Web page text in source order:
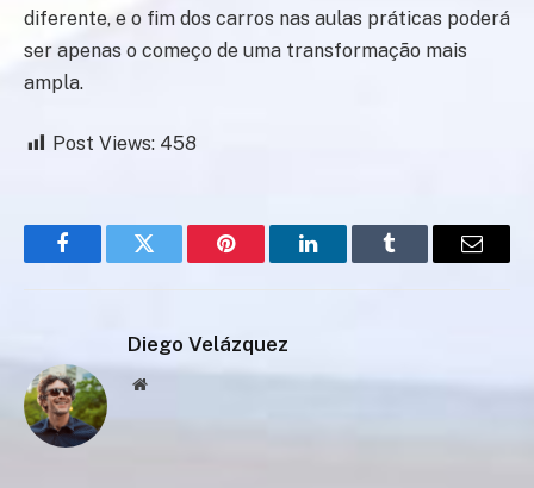
diferente, e o fim dos carros nas aulas práticas poderá
ser apenas o começo de uma transformação mais
ampla.
Post Views: 458
FacebookTwitter Pinterest LinkedInTumblr Email
Diego Velázquez
Website